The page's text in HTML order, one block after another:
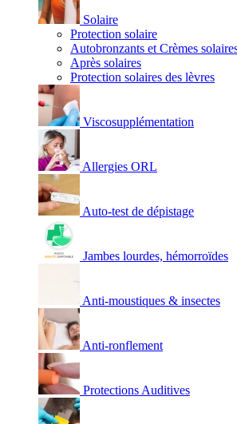
Solaire
Protection solaire
Autobronzants et Crèmes
Après solaires
Protection solaires des lèvres
Viscosupplémentation
Allergies ORL
Auto-test de dépistage
Jambes lourdes, hémorroïdes
Anti-moustiques & insectes
Anti-ronflement
Protections Auditives